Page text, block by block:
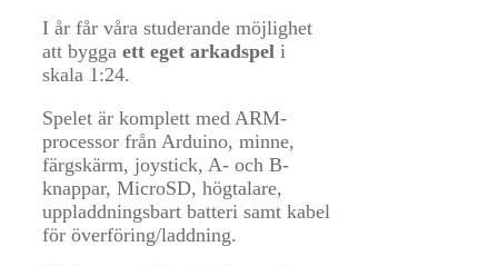
I år får våra studerande möjlighet
att bygga ett eget arkadspel i
skala 1:24.
Spelet är komplett med ARM-
processor från Arduino, minne,
färgskärm, joystick, A- och B-
knappar, MicroSD, högtalare,
uppladdningsbart batteri samt kabel
för överföring/laddning.